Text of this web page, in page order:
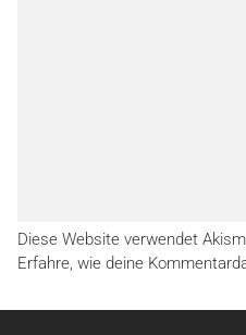
Diese Website verwendet
Erfahre, wie deine